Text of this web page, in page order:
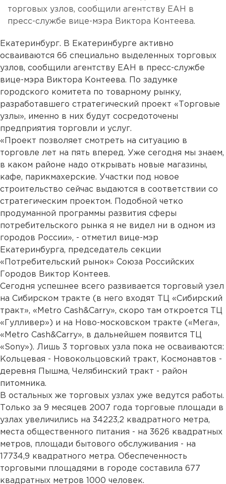
торговых узлов, сообщили агентству ЕАН в
пресс-службе вице-мэра Виктора Контеева.
Екатеринбург. В Екатеринбурге активно
осваиваются 66 специально выделенных торговых
узлов, сообщили агентству ЕАН в пресс-службе
вице-мэра Виктора Контеева. По задумке
городского комитета по товарному рынку,
разработавшего стратегический проект «Торговые
узлы», именно в них будут сосредоточены
предприятия торговли и услуг.
«Проект позволяет смотреть на ситуацию в
торговле лет на пять вперед. Уже сегодня мы знаем,
в каком районе надо открывать новые магазины,
кафе, парикмахерские. Участки под новое
строительство сейчас выдаются в соответствии со
стратегическим проектом. Подобной четко
продуманной программы развития сферы
потребительского рынка я не видел ни в одном из
городов России», - отметил вице-мэр
Екатеринбурга, председатель секции
«Потребительский рынок» Союза Российских
Городов Виктор Контеев.
Сегодня успешнее всего развивается торговый узел
на Сибирском тракте (в него входят ТЦ «Сибирский
тракт», «Metro Cash&Carry», скоро там откроется ТЦ
«Гулливер») и на Ново-московском тракте («Мега»,
«Metro Cash&Сarry», в дальнейшем появится ТЦ
«Sony»). Лишь 3 торговых узла пока не осваиваются:
Кольцевая - Новокольцовский тракт, Космонавтов -
деревня Пышма, Челябинский тракт - район
питомника.
В остальных же торговых узлах уже ведутся работы.
Только за 9 месяцев 2007 года торговые площади в
узлах увеличились на 34223,2 квадратного метра,
места общественного питания - на 3626 квадратных
метров, площади бытового обслуживания - на
17734,9 квадратного метра. Обеспеченность
торговыми площадями в городе составила 677
квадратных метров 1000 человек.